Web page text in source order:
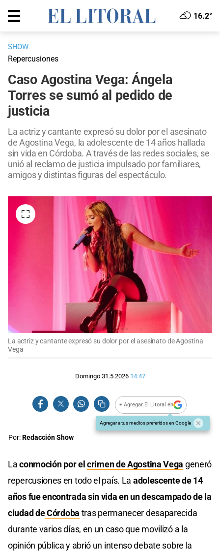
16.2°
SHOW
Repercusiones
Caso Agostina Vega: Ángela
Torres se sumó al pedido de
justicia
La actriz y cantante expresó su dolor por el asesinato
de Agostina Vega, la adolescente de 14 años hallada
sin vida en Córdoba. A través de las redes sociales, se
unió al reclamo de justicia impulsado por familiares,
amigos y distintas figuras del espectáculo.
La actriz y cantante expresó su dolor por el asesinato de Agostina
Vega
Domingo 31.5.2026 14:47
+ Agregar El Litoral en
Agregar a tus medios preferidos en Google
Por:Redacción Show
Laconmoción por elcrimen de Agostina Vega generó
repercusiones en todo el país. La adolescente de 14
años fue encontrada sin vida en un descampado de la
ciudad deCórdoba tras permanecer desaparecida
durante varios días, en un caso que movilizó a la
opinión pública y abrió un intenso debate sobre la